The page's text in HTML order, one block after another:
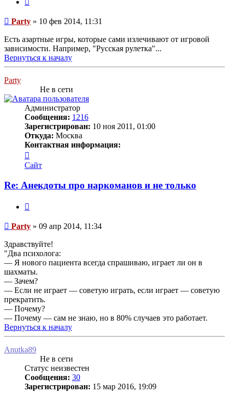
Сообщение
Party » 10 фев 2014, 11:31
Есть азартные игры, которые сами излечивают от игровой
зависимости. Например, "Русская рулетка"...
Вернуться к началу
Party
Не в сети
Администратор
Сообщения: 1216
Зарегистрирован: 10 ноя 2011, 01:00
Откуда: Москва
Контактная информация:
информация
пользователя
Сайт
Re: Анекдоты про наркоманов и не только
Сообщение
Party » 09 апр 2014, 11:34
Здравствуйте!
"Два психолога:
— Я нового пациента всегда спрашиваю, играет ли он в
шахматы.
— Зачем?
— Если не играет — советую играть, если играет — советую
прекратить.
— Почему?
— Почему — сам не знаю, но в 80% случаев это работает.
Вернуться к началу
Anutka89
Не в сети
Статус неизвестен
Сообщения: 30
Зарегистрирован: 15 мар 2016, 19:09